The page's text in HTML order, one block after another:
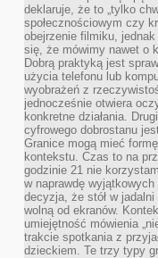
deklaruje, że to „tylko
społecznościowym czy
obejrzenie filmiku,
się, że mówimy nawet o
Dobrą praktyką jest
użycia telefonu lub
wyobrażeń z
jednocześnie otwiera
konkretne działania.
cyfrowego dobrostanu
Granice mogą mieć
kontekstu. Czas to na
godzinie 21 nie
w naprawdę
decyzja, że stół w
wolną od ekranów.
umiejętność mówienia
trakcie spotkania z
dzieckiem. Te trzy typy